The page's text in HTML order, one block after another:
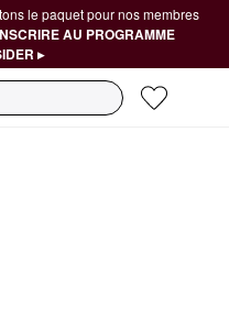
le paquet pour nos membres
AU PROGRAMME
▸